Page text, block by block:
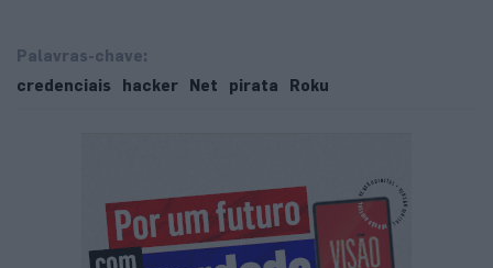
Palavras-chave:
credenciais
hacker Net pirata Roku